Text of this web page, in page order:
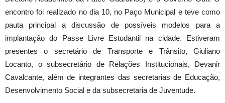
encontro foi realizado no dia 10, no Paço Municipal e teve como
pauta principal a discussão de possíveis modelos para a
implantação do Passe Livre Estudantil na cidade. Estiveram
presentes o secretário de Transporte e Trânsito, Giuliano
Locanto, o subsecretário de Relações Institucionais, Devanir
Cavalcante, além de integrantes das secretarias de Educação,
Desenvolvimento Social e da subsecretaria de Juventude.